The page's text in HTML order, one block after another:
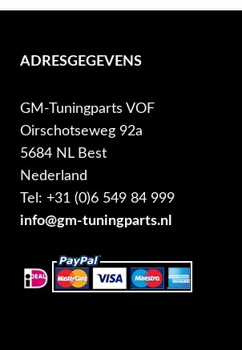
ADRESGEGEVENS
GM-Tuningparts VOF
Oirschotseweg 92a
5684 NL Best
Nederland
Tel: +31 (0)6 549 84 999
info@gm-tuningparts.nl